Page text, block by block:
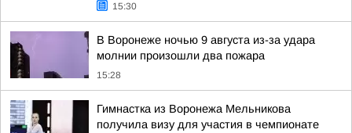
15:30
В Воронеже ночью 9 августа из-за удара
молнии произошли два пожара
15:28
Гимнастка из Воронежа Мельникова
получила визу для участия в чемпионате